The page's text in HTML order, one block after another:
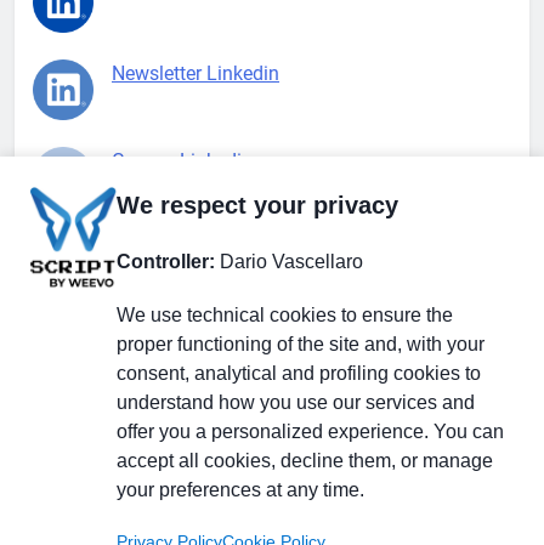
Newsletter Linkedin
Gruppo Linkedin
Pagina Facebook
X.com
Il Giornale delle PMI.
Testata giornalistica
registrata al Tribunale di
Privacy PolicyCookie
We respect your privacy
Controller: Dario Vascellaro
We use technical cookies to ensure the
proper functioning of the site and, with your
consent, analytical and profiling cookies to
understand how you use our services and
offer you a personalized experience. You can
accept all cookies, decline them, or manage
your preferences at any time.